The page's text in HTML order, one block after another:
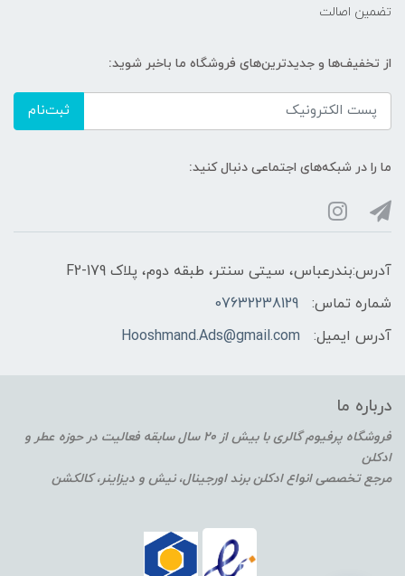
تضمین اصالت
از تخفیف‌ها و جدیدترین‌های فروشگاه ما باخبر شوید:
ثبت‌نام
ما را در شبکه‌های اجتماعی دنبال کنید:
آدرس:بندرعباس، سیتی سنتر، طبقه دوم، پلاک F2-179
شماره تماس:
07632238129
آدرس ایمیل:
Hooshmand.Ads@gmail.com
درباره ما
فروشگاه پرفیوم گالری با بیش از 20 سال سابقه فعالیت در حوزه عطر و
ادکلن
مرجع تخصصی انواع ادکلن برند اورجینال، نیش و دیزاینر، کالکشن